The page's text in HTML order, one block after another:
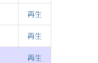
再生
再生
再生